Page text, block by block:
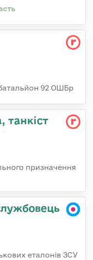
92 ОШБр
танкіст
призначення
еталонів ЗСУ